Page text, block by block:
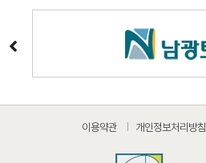
이용약관 개인정보처리방침